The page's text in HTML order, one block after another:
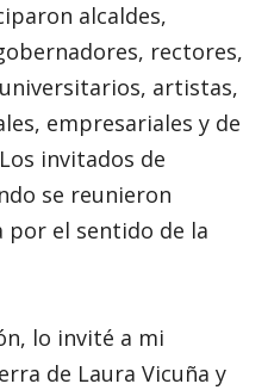
alcaldes,
rectores,
artistas,
empresariales y de
invitados de
se reunieron
el sentido de la
lo invité a mi
de Laura Vicuña y